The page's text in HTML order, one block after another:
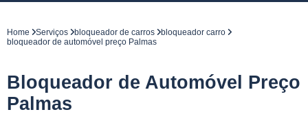
Home Serviços bloqueador de carros
bloqueador carro
bloqueador de automóvel preço Palmas
Bloqueador de Automóvel Preço
Palmas